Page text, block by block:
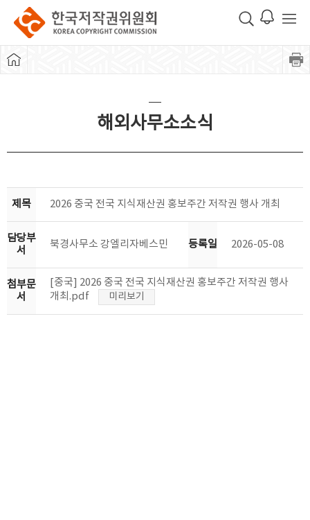
해외사무소소식
제목 2026 중국 전국 지식재산권 홍보주간 저작권 행사 개최
담당부
서
북경사무소 강엘리자베스민 등록일 2026-05-08
첨부문
서
[중국] 2026 중국 전국 지식재산권 홍보주간 저작권 행사
개최.pdf
미리보기